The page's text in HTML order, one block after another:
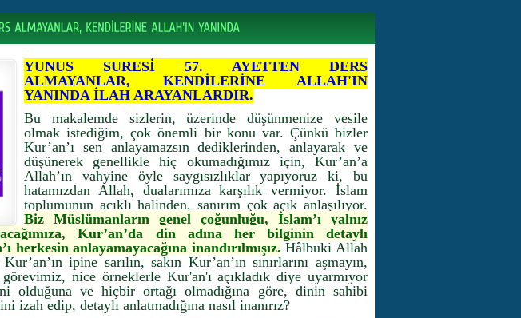
YUNUS SURESİ 57. AYETTEN DERS
ALMAYANLAR, KENDİLERİNE ALLAH'IN
YANINDA İLAH ARAYANLARDIR.
Bu makalemde sizlerin, üzerinde düşünmenize vesile
olmak istediğim, çok önemli bir konu var. Çünkü bizler
Kur’an’ı sen anlayamazsın dediklerinden, anlayarak ve
düşünerek genellikle hiç okumadığımız için, Kur’an’a
Allah’ın vahyine öyle saygısızlıklar yapıyoruz ki, bu
hatamızdan Allah, dualarımıza karşılık vermiyor. İslam
toplumunun acıklı halinden, sanırım çok açık anlaşılıyor.
Biz Müslümanların genel çoğunluğu, İslam’ı yalnız
Kur’an’da din adına her bilginin detaylı
herkesin anlayamayacağına inandırılmışız. Hâlbuki Allah
ipine sarılın, sakın Kur’an’ın sınırlarını aşmayın,
nice örneklerle Kur'an'ı açıkladık diye uyarmıyor
olduğuna ve hiçbir ortağı olmadığına göre, dinin sahibi
izah edip, detaylı anlatmadığına nasıl inanırız?